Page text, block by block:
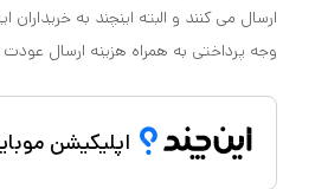
ارسال می کنند و البته اینچند به
وجه پرداختی به همراه هزینه ارسال
اپلیکیشن